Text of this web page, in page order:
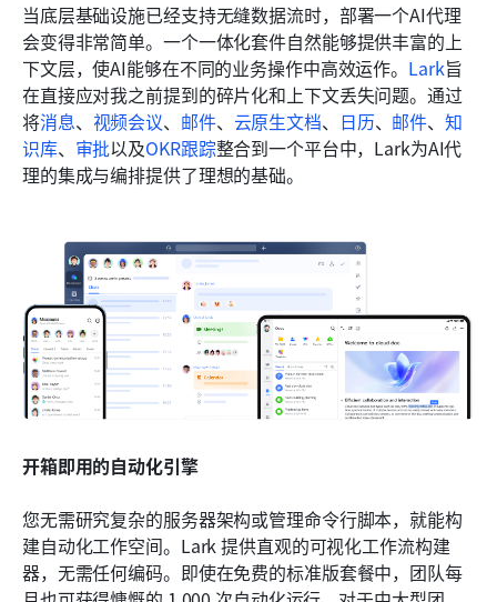
当底层基础设施已经支持无缝数据流时，部署一个AI代理
会变得非常简单。一个一体化套件自然能够提供丰富的上
下文层，使AI能够在不同的业务操作中高效运作。 Lark旨
在直接应对我之前提到的碎片化和上下文丢失问题。通过
将消息、 视频会议、 邮件、 云原生文档、 日历、 邮件、 知
识库、 审批以及OKR跟踪整合到一个平台中，Lark为AI代
理的集成与编排提供了理想的基础。
开箱即用的自动化引擎
您无需研究复杂的服务器架构或管理命令行脚本，就能构
建自动化工作空间。Lark 提供直观的可视化工作流构建
器，无需任何编码。即使在免费的标准版套餐中，团队每